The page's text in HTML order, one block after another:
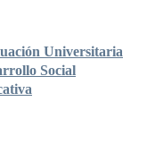
Universitaria
Social